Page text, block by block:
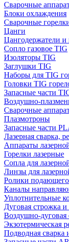
Сварочные
Блоки охлаждения
Сварочные
Цанги
Цангодержатели и
Сопло газовое TIG
Изоляторы TIG
Заглушки TIG
Наборы для TIG
Головки TIG
Запасные части
Воздушно-
Сварочные
Плазмотроны
Запасные части
Лазерная сварка,
Аппараты
Горелки лазерные
Сопла для
Линзы для
Ролики подающего
Каналы
Уплотнительные
Дуговая строжка и
Воздушно-дуговая
Экзотермическая
Подводная сварка